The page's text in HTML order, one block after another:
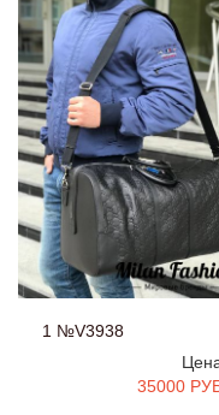
1 №V3938
35000